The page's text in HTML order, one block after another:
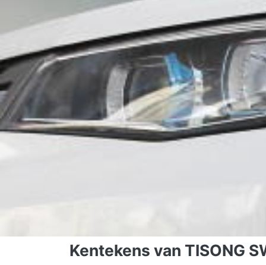
Kentekens van TISONG